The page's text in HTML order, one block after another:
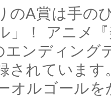
のA賞は手の
」！ アニメ
エンディング
されていま
オルゴール